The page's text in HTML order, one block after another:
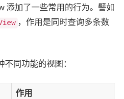
添加了一些常用的行为。譬如
，作用是同时查询多条数
同功能的视图：
作用